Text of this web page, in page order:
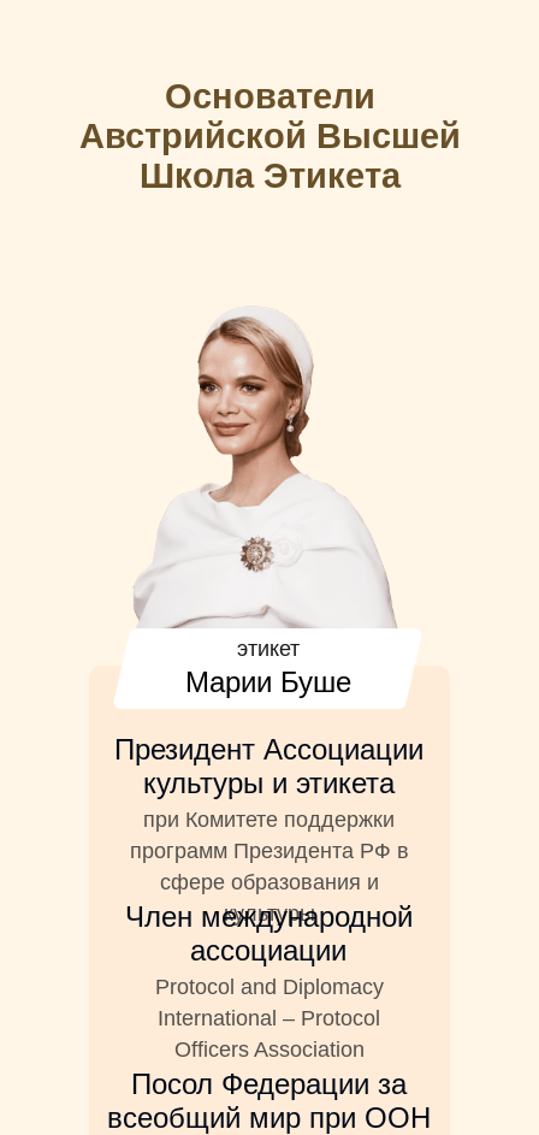
Основатели
Австрийской Высшей
Школа Этикета
Президент Ассоциации
культуры и этикета
при Комитете поддержки
программ Президента РФ в
сфере образования и
культуры
Член международной
ассоциации
Protocol and Diplomacy
International – Protocol
Officers Association
Посол Федерации за
всеобщий мир при ООН
этикет
Марии Буше